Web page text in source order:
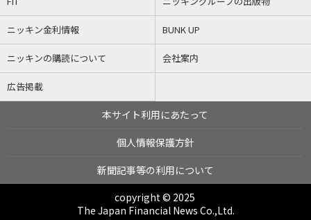
ニッキン金利情報 BUNK UP
ニッキンの購読について 会社案内
広告掲載
本サイト利用にあたって
個人情報保護方針
新聞記事等の利用について
copyright © 2025
The Japan Financial News Co.,Ltd.